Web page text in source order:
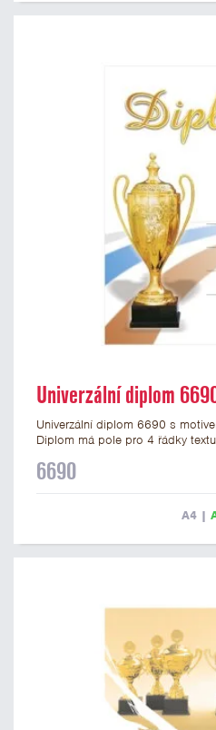
Univerzální diplom
Univerzální diplom 6690 s
Diplom má pole pro 4 řádky
formátu A4 a A5. Tento diplom
6690
A4|